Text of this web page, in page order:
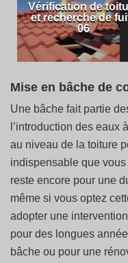
Vérification de
et recherche de
06
Mise en bâche de
Une bâche fait partie
l’introduction des eaux
au niveau de la toiture
indispensable que vous
reste encore pour une
même si vous optez
adopter une
pour des longues
bâche ou pour une